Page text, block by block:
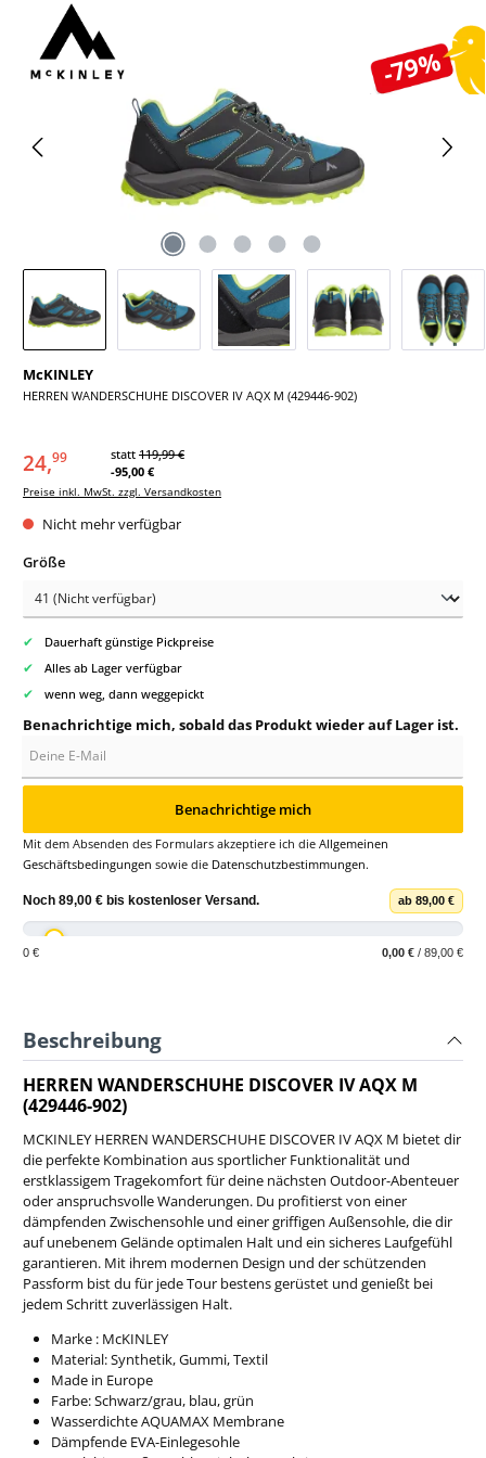
-79%
Bildergalerie überspringen
McKINLEY
HERREN WANDERSCHUHE DISCOVER IV AQX M (429446-902)
24,99 statt 119,99 €
-95,00 €
Preise inkl. MwSt. zzgl. Versandkosten
Nicht mehr verfügbar
Größeauswählen
✔ Dauerhaft günstige Pickpreise
✔ Alles ab Lager verfügbar
✔ wenn weg, dann weggepickt
Benachrichtige mich, sobald das Produkt wieder auf Lager ist.
Benachrichtige mich
Mit dem Absenden des Formulars akzeptiere ich die Allgemeinen
Geschäftsbedingungen sowie die Datenschutzbestimmungen.
Noch 89,00 € bis kostenloser Versand. ab 89,00 €
0 € 0,00 € / 89,00 €
Beschreibung
HERREN WANDERSCHUHE DISCOVER IV AQX M
(429446-902)
MCKINLEY HERREN WANDERSCHUHE DISCOVER IV AQX M bietet dir
die perfekte Kombination aus sportlicher Funktionalität und
erstklassigem Tragekomfort für deine nächsten Outdoor-Abenteuer
oder anspruchsvolle Wanderungen. Du profitierst von einer
dämpfenden Zwischensohle und einer griffigen Außensohle, die dir
auf unebenem Gelände optimalen Halt und ein sicheres Laufgefühl
garantieren. Mit ihrem modernen Design und der schützenden
Passform bist du für jede Tour bestens gerüstet und genießt bei
jedem Schritt zuverlässigen Halt.
Marke : McKINLEY
Material: Synthetik, Gummi, Textil
Made in Europe
Farbe: Schwarz/grau, blau, grün
Wasserdichte AQUAMAX Membrane
Dämpfende EVA-Einlegesohle